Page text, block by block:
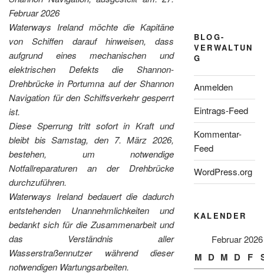
Februar 2026
Waterways Ireland möchte die Kapitäne
von Schiffen darauf hinweisen, dass
aufgrund eines mechanischen und
elektrischen Defekts die Shannon-
Drehbrücke in Portumna auf der Shannon
Navigation für den Schiffsverkehr gesperrt
ist.
Diese Sperrung tritt sofort in Kraft und
bleibt bis Samstag, den 7. März 2026,
bestehen, um notwendige
Notfallreparaturen an der Drehbrücke
durchzuführen.
Waterways Ireland bedauert die dadurch
entstehenden Unannehmlichkeiten und
bedankt sich für die Zusammenarbeit und
das Verständnis aller
Wasserstraßennutzer während dieser
notwendigen Wartungsarbeiten.
BLOG-
VERWALTUN
G
Anmelden
Eintrags-Feed
Kommentar-
Feed
WordPress.org
KALENDER
Februar 2026
M D M D F